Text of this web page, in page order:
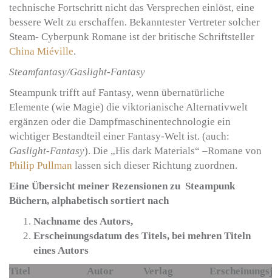
technische Fortschritt nicht das Versprechen einlöst, eine
bessere Welt zu erschaffen. Bekanntester Vertreter solcher
Steam- Cyberpunk Romane ist der britische Schriftsteller
China Miéville.
Steamfantasy/Gaslight-Fantasy
Steampunk trifft auf Fantasy, wenn übernatürliche
Elemente (wie Magie) die viktorianische Alternativwelt
ergänzen oder die Dampfmaschinentechnologie ein
wichtiger Bestandteil einer Fantasy-Welt ist. (auch:
Gaslight-Fantasy). Die „His dark Materials“ –Romane von
Philip Pullman lassen sich dieser Richtung zuordnen.
Eine Übersicht meiner Rezensionen zu Steampunk
Büchern, alphabetisch sortiert nach
Nachname des Autors,
Erscheinungsdatum des Titels, bei mehren Titeln
eines Autors
Titel
Autor Verlag